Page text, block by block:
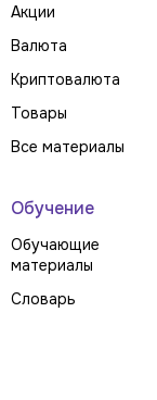
Акции
Валюта
Криптовалюта
Товары
Все материалы
Обучение
Обучающие
материалы
Словарь